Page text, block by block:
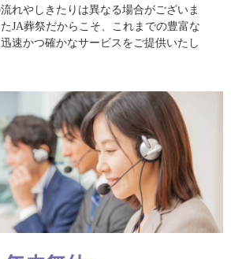
れやしきたりは異なる場合がございま
JA葬祭だからこそ、これまでの豊富な
速かつ確かなサービスをご提供いたし